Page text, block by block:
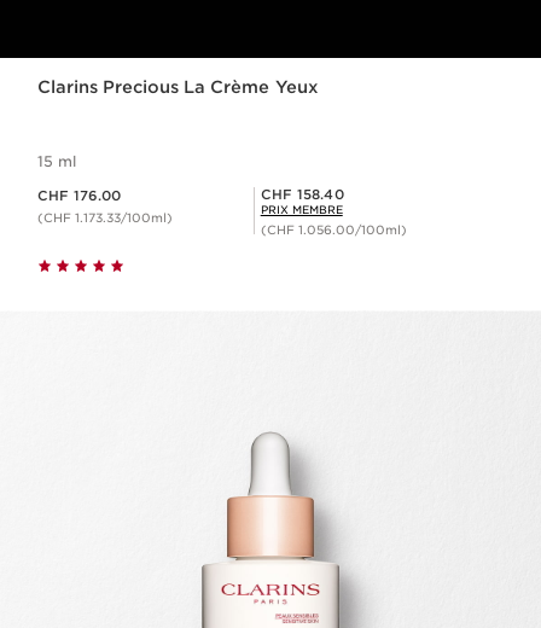
Clarins Precious La Crème Yeux
15 ml
CHF 176.00
(CHF 1.173.33/100ml)
Prix Sérénité CHF 158.40
CHF 158.40
PRIX MEMBRE
(CHF 1.056.00/100ml)